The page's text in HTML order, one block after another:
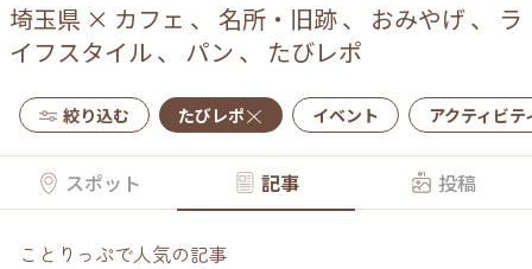
埼玉県 × カフェ 、 名所・旧跡、 おみやげ 、 ラ
イフスタイル、 パン 、 たびレポ
絞り込む たびレポ イベント アクティビテ
スポット 記事 投稿
ことりっぷで人気の記事